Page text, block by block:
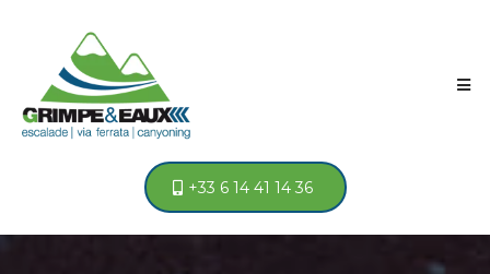
+33 6 14 41 14 36